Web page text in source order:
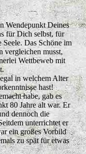
Wendepunkt Deines
für Dich selbst, für
Das Schöne im
vergleichen musst,
Wettbeweb mit
in welchem Alter
hast!
habe, gab es
80 Jahre alt war. Er
dennoch die
unterrichtet er
ein großes Vorbild
zu spät für etwas